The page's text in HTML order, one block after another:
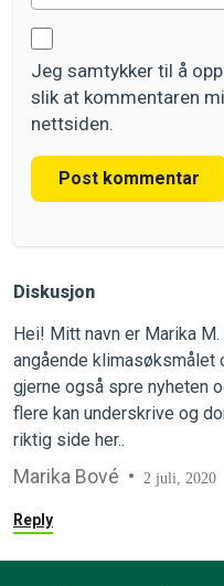
Jeg samtykker til å
slik at kommentaren
nettsiden.
Post kommentar
Diskusjon
Hei! Mitt navn er Marika
angående klimasøksmålet
gjerne også spre nyheten
flere kan underskrive og
riktig side her..
Marika Bové 2 juli, 2020
Reply